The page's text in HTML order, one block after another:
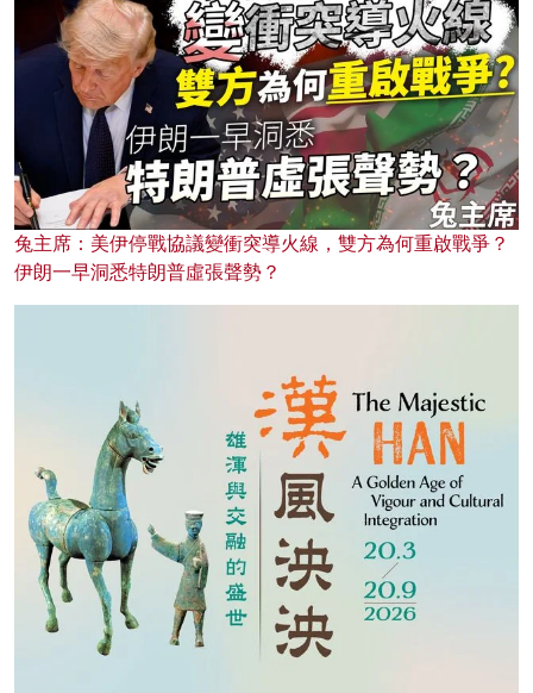
兔主席：美伊停戰協議變衝突導火線，雙方為何重啟戰爭？
伊朗一早洞悉特朗普虛張聲勢？